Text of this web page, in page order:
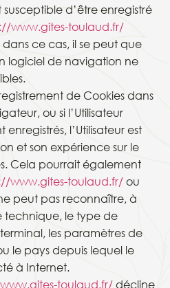
d’être enregistré
www.gites-toulaud.fr/
dans ce cas, il se peut que
logiciel de navigation ne
de Cookies dans
ou si l’Utilisateur
l’Utilisateur est
et son expérience sur le
Cela pourrait également
www.gites-toulaud.fr/ ou
peut pas reconnaître, à
technique, le type de
les paramètres de
le pays depuis lequel le
à Internet.
toulaud.fr/ décline